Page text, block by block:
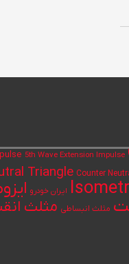
5th Wave Extension Impulse
Triangle Counter
ایران خودرو
مثلث انبساطی مثلث